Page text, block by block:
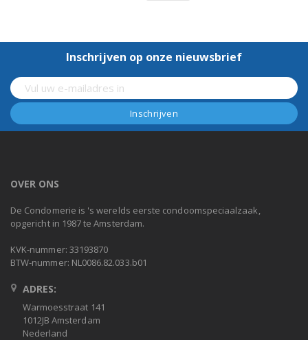
Inschrijven op onze nieuwsbrief
OVER ONS
De Condomerie is 's werelds eerste condoomspeciaalzaak,
opgericht in 1987 te Amsterdam.
KVK-nummer: 33193870
BTW-nummer: NL0086.82.033.b01
ADRES:
Warmoesstraat 141
1012JB Amsterdam
Nederland